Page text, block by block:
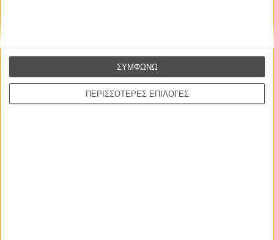
ΠΕΡΙΣΣΟΤΕΡΕΣ ΕΠΙΛΟΓΕΣ
ΣΥΜΦΩΝΩ
Εγγράψου στο εβδομαδιαίο newsletter μας.
ΕΓΓΡΑΦΗ
Θέλω να λαμβάνω τα newsletter σας.